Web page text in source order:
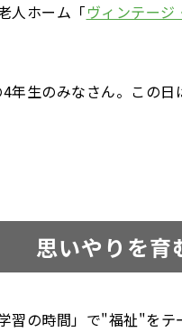
人ホーム「ヴィンテージ
年生のみなさん。この
思いやりを育
の時間」で"福祉"をテ